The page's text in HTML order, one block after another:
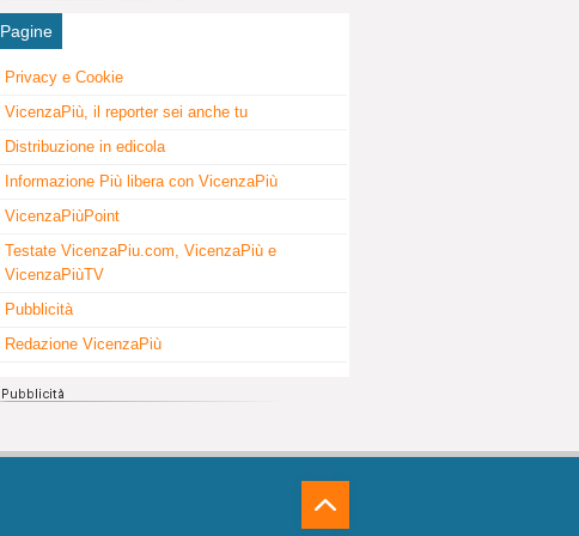
Pagine
Privacy e Cookie
VicenzaPiù, il reporter sei anche tu
Distribuzione in edicola
Informazione Più libera con VicenzaPiù
VicenzaPiùPoint
Testate VicenzaPiu.com, VicenzaPiù e
VicenzaPiùTV
Pubblicità
Redazione VicenzaPiù